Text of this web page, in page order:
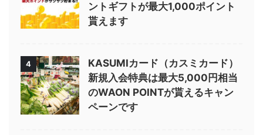
ントギフトが最大1,000ポイント
貰えます
4
KASUMIカード（カスミカード）
新規入会特典は最大5,000円相当
のWAON POINTが貰えるキャン
ペーンです